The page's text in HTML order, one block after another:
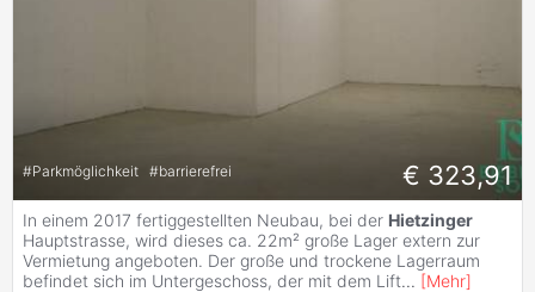
#Parkmöglichkeit #barrierefrei € 323,91
In einem 2017 fertiggestellten Neubau, bei der Hietzinger
Hauptstrasse, wird dieses ca. 22m² große Lager extern zur
Vermietung angeboten. Der große und trockene Lagerraum
befindet sich im Untergeschoss, der mit dem Lift... [Mehr]